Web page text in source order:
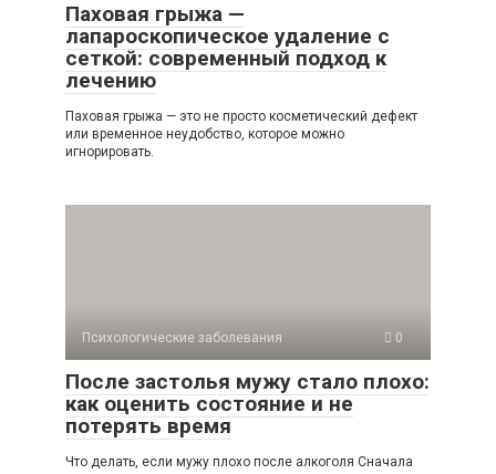
Паховая грыжа —
лапароскопическое удаление с
сеткой: современный подход к
лечению
Паховая грыжа — это не просто косметический дефект
или временное неудобство, которое можно
игнорировать.
Психологические заболевания 0
После застолья мужу стало плохо:
как оценить состояние и не
потерять время
Что делать, если мужу плохо после алкоголя Сначала